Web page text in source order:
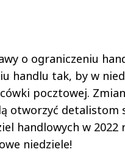
o ograniczeniu
handlu tak, by w
pocztowej.
otworzyć detalistom
handlowych w 2022
niedziele!